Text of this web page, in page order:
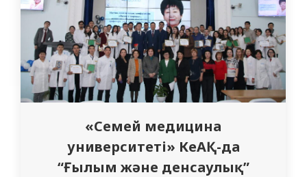
номинациясында II-дәрежелі дипломмен
ҚР еңбек сіңірген…
«Семей медицина
университеті» КеАҚ-да
“Ғылым және денсаулық”